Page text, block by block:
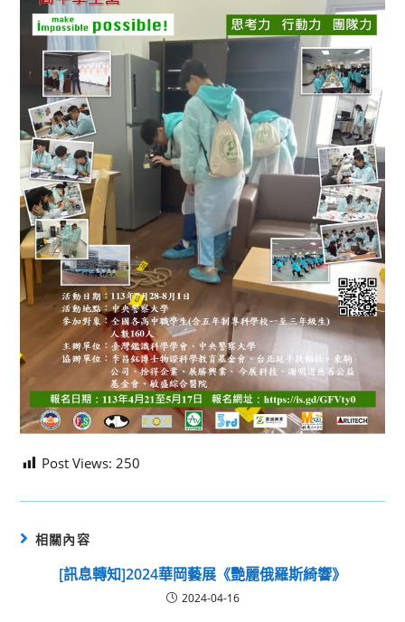
Post Views: 250
相關內容
[訊息轉知]2024華岡藝展《艷麗俄羅斯綺響》
2024-04-16